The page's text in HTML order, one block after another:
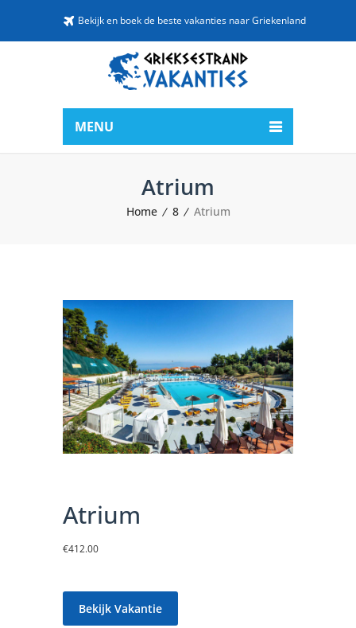
Bekijk en boek de beste vakanties naar Griekenland
MENU
Atrium
Home 8 Atrium
Atrium
€412.00
Bekijk Vakantie